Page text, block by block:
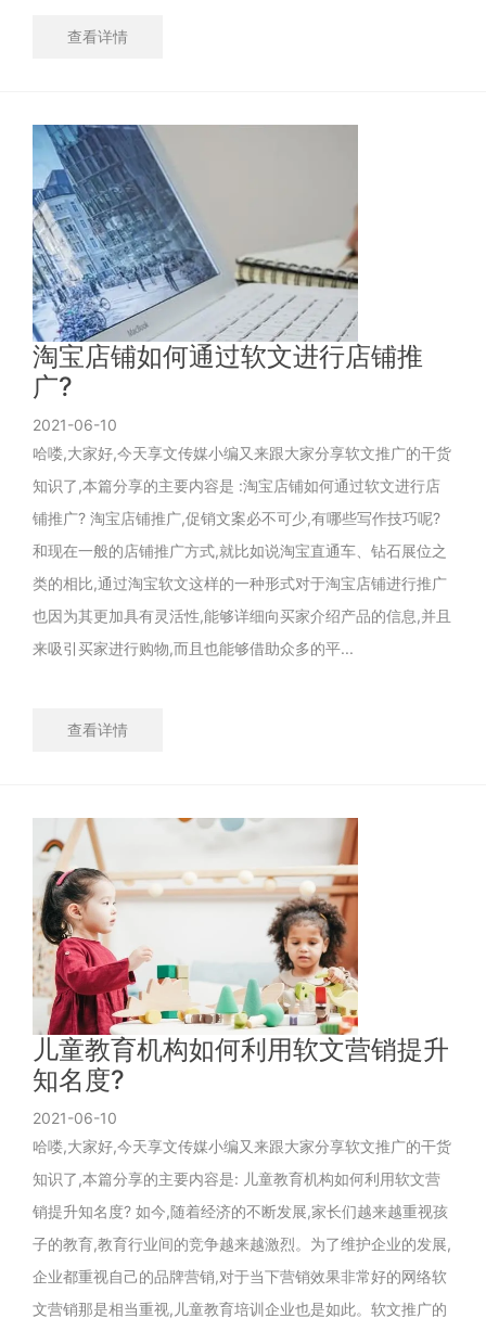
查看详情
淘宝店铺如何通过软文进行店铺推
广?
2021-06-10
哈喽,大家好,今天享文传媒小编又来跟大家分享软文推广的干货
知识了,本篇分享的主要内容是 :淘宝店铺如何通过软文进行店
铺推广? 淘宝店铺推广,促销文案必不可少,有哪些写作技巧呢?
和现在一般的店铺推广方式,就比如说淘宝直通车、钻石展位之
类的相比,通过淘宝软文这样的一种形式对于淘宝店铺进行推广
也因为其更加具有灵活性,能够详细向买家介绍产品的信息,并且
来吸引买家进行购物,而且也能够借助众多的平...
查看详情
儿童教育机构如何利用软文营销提升
知名度?
2021-06-10
哈喽,大家好,今天享文传媒小编又来跟大家分享软文推广的干货
知识了,本篇分享的主要内容是: 儿童教育机构如何利用软文营
销提升知名度? 如今,随着经济的不断发展,家长们越来越重视孩
子的教育,教育行业间的竞争越来越激烈。为了维护企业的发展,
企业都重视自己的品牌营销,对于当下营销效果非常好的网络软
文营销那是相当重视,儿童教育培训企业也是如此。软文推广的